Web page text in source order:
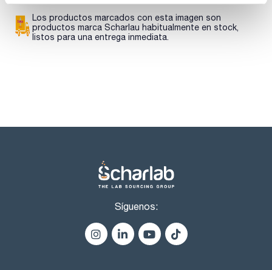
4,4'-DDD (TDE) 100ug/ml [72-54-8]
4,4'-DDE 100ug/ml [72-55-9]
Tetradifon 100ug/ml [116-29-0]
Quintozene 100ug/ml [82-68-8]
Los productos marcados con esta imagen son
productos marca Scharlau habitualmente en stock,
listos para una entrega inmediata.
Síguenos: